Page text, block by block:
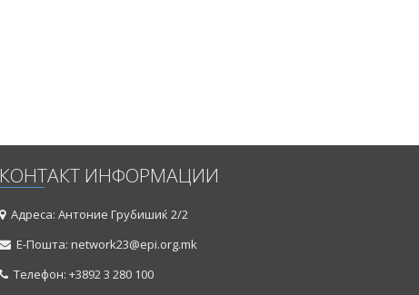
КОНТАКТ ИНФОРМАЦИИ
Адреса: Антоние Грубишиќ 2/2
Е-Пошта: network23@epi.org.mk
Телефон: +3892 3 280 100